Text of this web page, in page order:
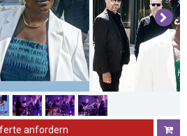
anfordern